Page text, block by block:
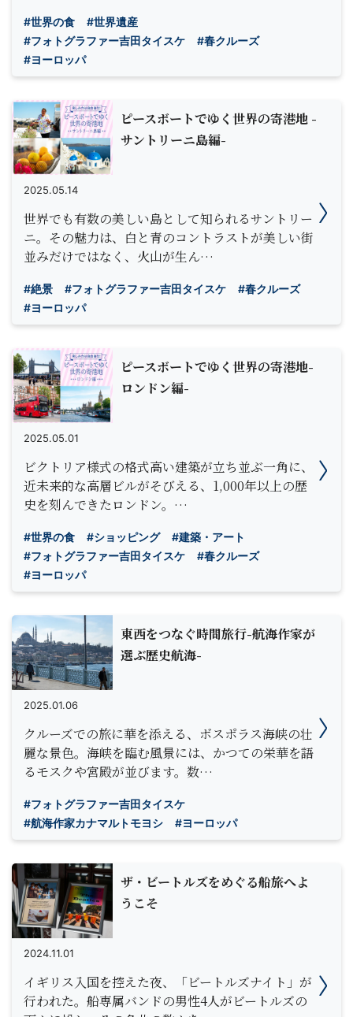
#世界の食
#世界遺産
#フォトグラファー吉田タイスケ
#春クルーズ
#ヨーロッパ
ピースボートでゆく世界の寄港地 -
サントリーニ島編-
2025.05.14
世界でも有数の美しい島として知られるサントリー
ニ。その魅力は、白と青のコントラストが美しい街
並みだけではなく、火山が生ん…
#絶景 #フォトグラファー吉田タイスケ
#春クルーズ
#ヨーロッパ
ピースボートでゆく世界の寄港地-
ロンドン編-
2025.05.01
ビクトリア様式の格式高い建築が立ち並ぶ一角に、
近未来的な高層ビルがそびえる、1,000年以上の歴
史を刻んできたロンドン。…
#世界の食 #ショッピング
#建築・アート
#フォトグラファー吉田タイスケ
#春クルーズ
#ヨーロッパ
東西をつなぐ時間旅行-航海作家が
選ぶ歴史航海-
2025.01.06
クルーズでの旅に華を添える、ボスポラス海峡の壮
麗な景色。海峡を臨む風景には、かつての栄華を語
るモスクや宮殿が並びます。数…
#フォトグラファー吉田タイスケ
#航海作家カナマルトモヨシ
#ヨーロッパ
ザ・ビートルズをめぐる船旅へよ
うこそ
2024.11.01
イギリス入国を控えた夜、「ビートルズナイト」が
行われた。船専属バンドの男性4人がビートルズの